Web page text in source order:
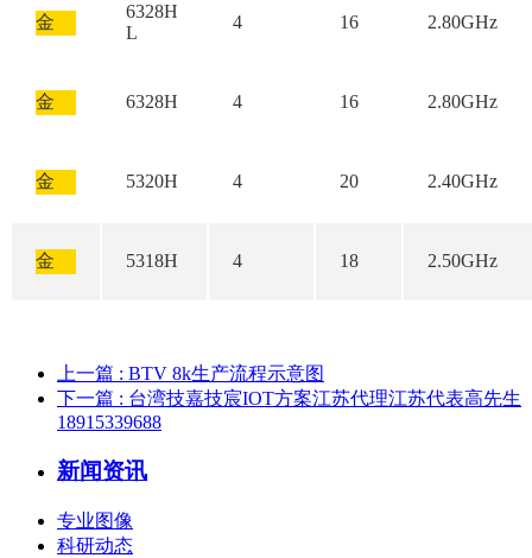
金
6328H
L
4 16 2.80GHz
金 6328H 4 16 2.80GHz
金 5320H 4 20 2.40GHz
金 5318H 4 18 2.50GHz
上一篇 : BTV 8k生产流程示意图
下一篇 : 台湾技嘉技宸IOT方案江苏代理江苏代表高先生
18915339688
新闻资讯
专业图像
科研动态